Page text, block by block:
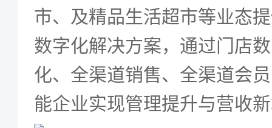
市、及精品生活超市等业态
数字化解决方案，通过门店
化、全渠道销售、 全渠道会
能企业实现管理提升与营收